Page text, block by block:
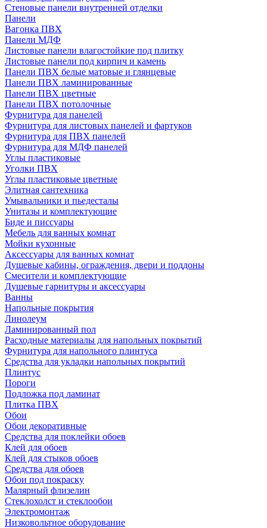
Стеновые панели внутренней отделки
Панели
Вагонка ПВХ
Панели МДФ
Листовые панели влагостойкие под плитку
Листовые панели под кирпич и камень
Панели ПВХ белые матовые и глянцевые
Панели ПВХ ламинированные
Панели ПВХ цветные
Панели ПВХ потолочные
Фурнитура для панелей
Фурнитура для листовых панелей и фартуков
Фурнитура для ПВХ панелей
Фурнитура для МДФ панелей
Углы пластиковые
Уголки ПВХ
Углы пластиковые цветные
Элитная сантехника
Умывальники и пьедесталы
Унитазы и комплектующие
Биде и писсуары
Мебель для ванных комнат
Мойки кухонные
Аксессуары для ванных комнат
Душевые кабины, ограждения, двери и поддоны
Смесители и комплектующие
Душевые гарнитуры и аксессуары
Ванны
Напольные покрытия
Линолеум
Ламинированный пол
Расходные материалы для напольных покрытий
Фурнитура для напольного плинтуса
Средства для укладки напольных покрытий
Плинтус
Пороги
Подложка под ламинат
Плитка ПВХ
Обои
Обои декоративные
Средства для поклейки обоев
Клей для обоев
Клей для стыков обоев
Средства для обоев
Обои под покраску
Малярный флизелин
Стеклохолст и стеклообои
Электромонтаж
Низковольтное оборудование